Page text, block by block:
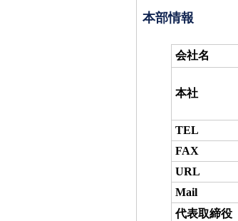
本部情報
会社名
本社
TEL
FAX
URL
Mail
代表取締役